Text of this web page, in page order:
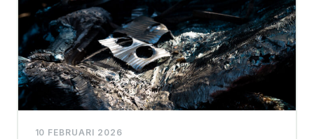
10 FEBRUARI 2026